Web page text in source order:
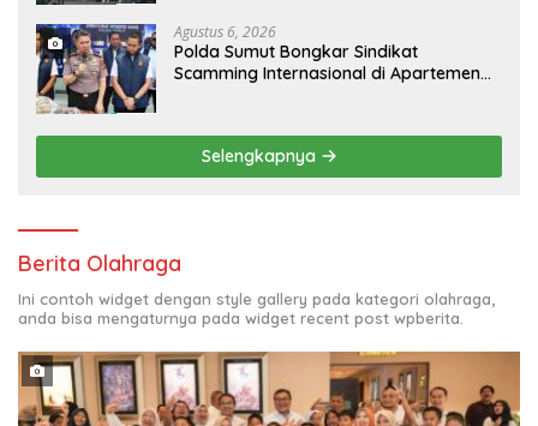
Agustus 6, 2026
Polda Sumut Bongkar Sindikat
Scamming Internasional di Apartemen
Selengkapnya
Berita Olahraga
Ini contoh widget dengan style gallery pada kategori olahraga,
anda bisa mengaturnya pada widget recent post wpberita.